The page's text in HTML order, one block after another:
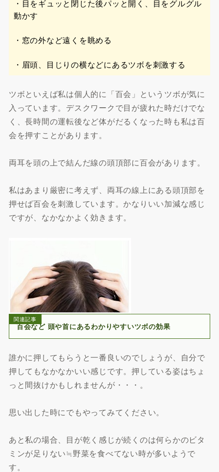
・目をギュッと閉じた後パッと開く、目をグルグル
動かす
・窓の外など遠くを眺める
・眉頭、目じりの横などにあるツボを刺激する
ツボといえば私は個人的に「百会」というツボが気に
入っています。デスクワークで目が疲れた時だけでな
く、長時間の運転後など体がだるくなった時も私は百
会を押すことがあります。
両耳を頭の上で結んだ線の頭頂部に百会があります。
私はあまり厳密に考えず、両耳の線上にある頭頂部を
押せば百会を刺激しています。かなりいい加減な感じ
ですが、なかなかよく効きます。
関連記事
百会など 頭や首にあるわかりやすいツボの効果
誰かに押してもらうと一番良いのでしょうが、自分で
押してもなかなかいい感じです。押している姿はちょ
っと間抜けかもしれませんが・・・。
思い出した時にでもやってみてください。
あと私の場合、目が乾く感じが続くのは何らかのビタ
ミンが足りない≒野菜を食べてない時が多いようで
す。